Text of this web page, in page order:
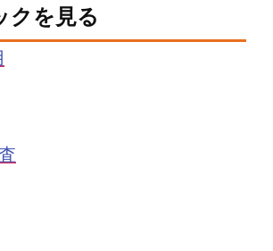
クを見る